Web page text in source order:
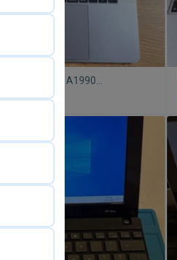
Pro 2019 A1990
Intel i7, 16GB RAM, 256GB